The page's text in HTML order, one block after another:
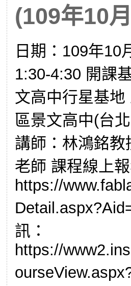
(109年10
日期：109年10
1:30-4:30 開課
文高中行星基
區景文高中(台
講師：林鴻銘
老師 課程線上
https://
訊：
https://